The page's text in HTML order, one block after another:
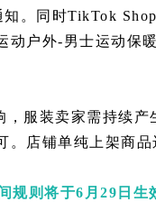
。同时TikTok
动户外-男士运动保
，服装卖家需持续
。店铺单纯上架商
规则将于6月29日